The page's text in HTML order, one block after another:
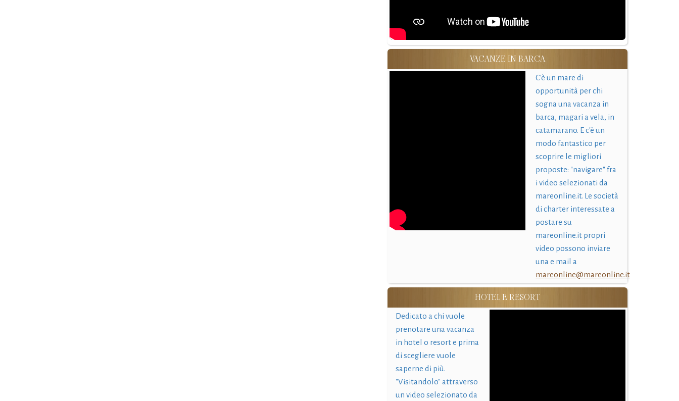
VACANZE IN BARCA
C'è un mare di
opportunità per chi
sogna una vacanza in
barca, magari a vela, in
catamarano. E c'è un
modo fantastico per
scoprire le migliori
proposte: "navigare" fra
i video selezionati da
mareonline.it. Le società
di charter interessate a
postare su
mareonline.it propri
video possono inviare
una e mail a
mareonline@mareonline.it
HOTEL E RESORT
Dedicato a chi vuole
prenotare una vacanza
in hotel o resort e prima
di scegliere vuole
saperne di più.
"Visitandolo" attraverso
un video selezionato da